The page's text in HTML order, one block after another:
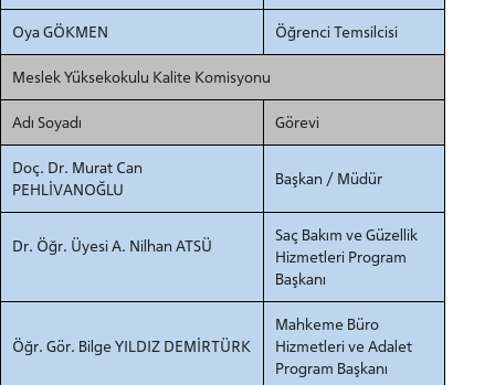
Oya GÖKMEN Öğrenci Temsilcisi
Meslek Yüksekokulu Kalite Komisyonu
Adı Soyadı Görevi
Doç. Dr. Murat Can
PEHLİVANOĞLU
Başkan / Müdür
Dr. Öğr. Üyesi A. Nilhan ATSÜ
Saç Bakım ve Güzellik
Hizmetleri Program
Başkanı
Öğr. Gör. Bilge YILDIZ DEMİRTÜRK
Mahkeme Büro
Hizmetleri ve Adalet
Program Başkanı